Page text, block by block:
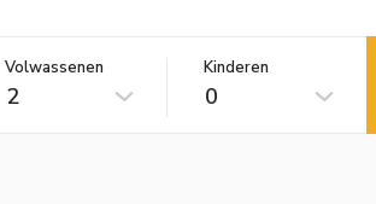
Volwassenen
2
Kinderen
0